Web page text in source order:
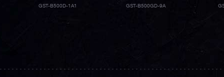
GST-B500D-1A1 GST-B500GD-9A